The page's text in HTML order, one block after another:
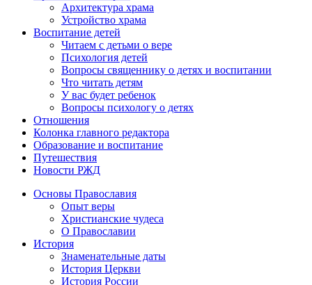
Архитектура храма
Устройство храма
Воспитание детей
Читаем с детьми о вере
Психология детей
Вопросы священнику о детях и воспитании
Что читать детям
У вас будет ребенок
Вопросы психологу о детях
Отношения
Колонка главного редактора
Образование и воспитание
Путешествия
Новости РЖД
Основы Православия
Опыт веры
Христианские чудеса
О Православии
История
Знаменательные даты
История Церкви
История России